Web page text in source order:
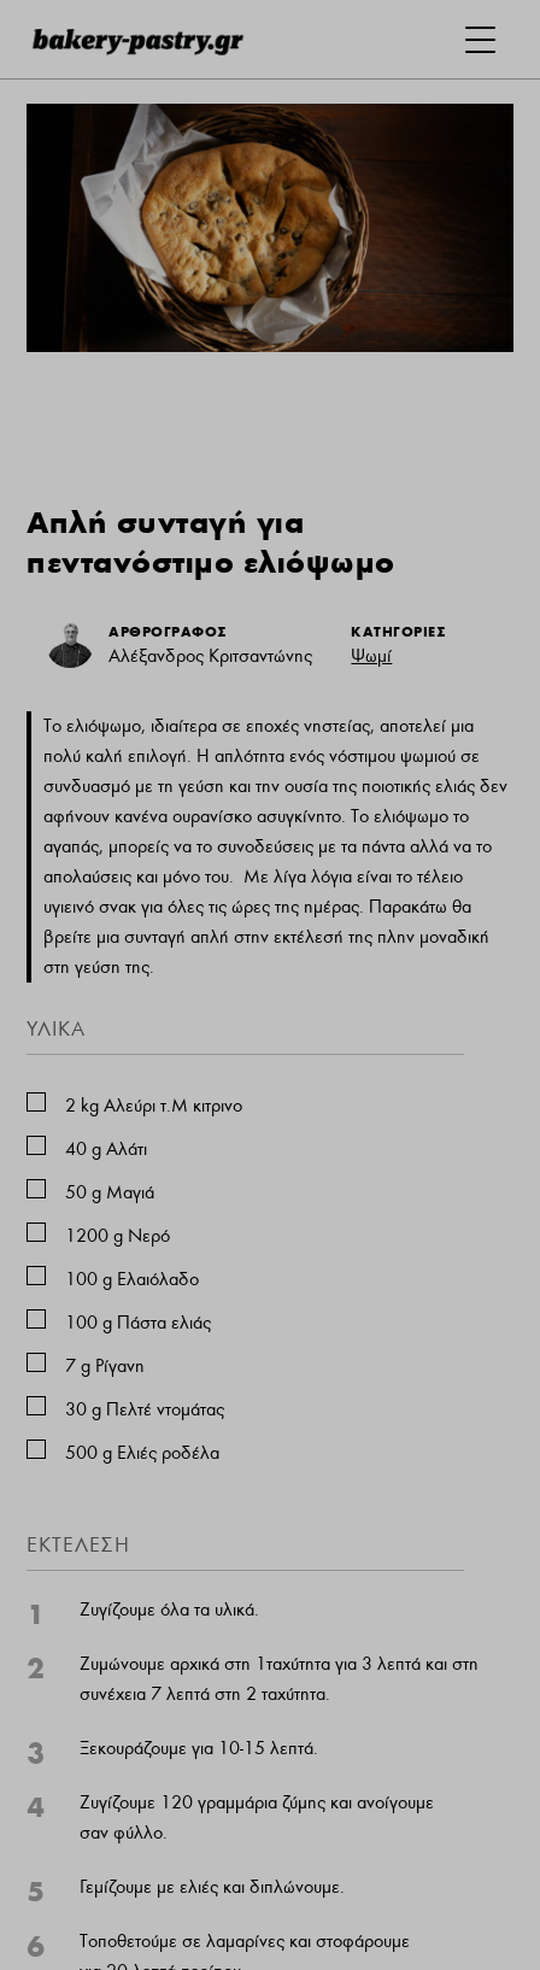
Απλή συνταγή για
πεντανόστιμο ελιόψωμο
ΑΡΘΡΟΓΡΑΦΟΣ
Αλέξανδρος Κριτσαντώνης
ΚΑΤΗΓΟΡΙΕΣ
Ψωμί
Το ελιόψωμο, ιδιαίτερα σε εποχές νηστείας, αποτελεί μια
πολύ καλή επιλογή. Η απλότητα ενός νόστιμου ψωμιού σε
συνδυασμό με τη γεύση και την ουσία της ποιοτικής ελιάς δεν
αφήνουν κανένα ουρανίσκο ασυγκίνητο. Το ελιόψωμο το
αγαπάς, μπορείς να το συνοδεύσεις με τα πάντα αλλά να το
απολαύσεις και μόνο του. Με λίγα λόγια είναι το τέλειο
υγιεινό σνακ για όλες τις ώρες της ημέρας. Παρακάτω θα
βρείτε μια συνταγή απλή στην εκτέλεσή της πλην μοναδική
στη γεύση της.
ΥΛΙΚΆ
2 kg Αλεύρι τ.Μ κιτρινο
40 g Αλάτι
50 g Μαγιά
1200 g Νερό
100 g Ελαιόλαδο
100 g Πάστα ελιάς
7 g Ρίγανη
30 g Πελτέ ντομάτας
500 g Ελιές ροδέλα
ΕΚΤΕΛΕΣΗ
1 Ζυγίζουμε όλα τα υλικά.
2
Ζυμώνουμε αρχικά στη 1ταχύτητα για 3 λεπτά και στη
συνέχεια 7 λεπτά στη 2 ταχύτητα.
3 Ξεκουράζουμε για 10-15 λεπτά.
4
Ζυγίζουμε 120 γραμμάρια ζύμης και ανοίγουμε
σαν φύλλο.
5 Γεμίζουμε με ελιές και διπλώνουμε.
6
Τοποθετούμε σε λαμαρίνες και στοφάρουμε